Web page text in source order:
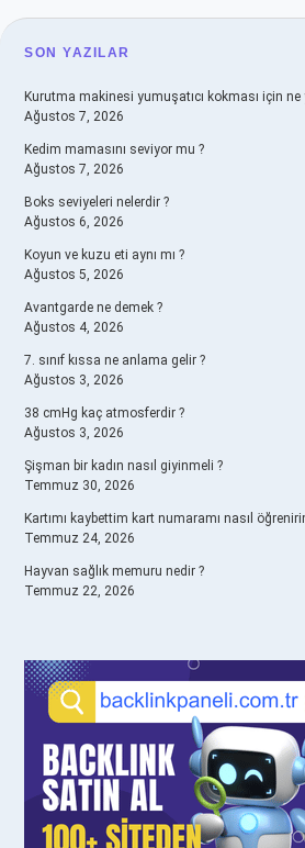
SIDEBAR
SON YAZILAR
Kurutma makinesi yumuşatıcı kokması için ne
Ağustos 7, 2026
Kedim mamasını seviyor mu ?
Ağustos 7, 2026
Boks seviyeleri nelerdir ?
Ağustos 6, 2026
Koyun ve kuzu eti aynı mı ?
Ağustos 5, 2026
Avantgarde ne demek ?
Ağustos 4, 2026
7. sınıf kıssa ne anlama gelir ?
Ağustos 3, 2026
38 cmHg kaç atmosferdir ?
Ağustos 3, 2026
Şişman bir kadın nasıl giyinmeli ?
Temmuz 30, 2026
Kartımı kaybettim kart numaramı nasıl
Temmuz 24, 2026
Hayvan sağlık memuru nedir ?
Temmuz 22, 2026